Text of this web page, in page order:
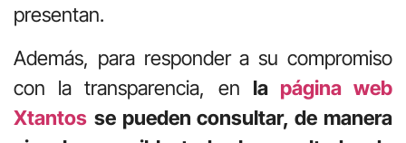
presentan.
Además, para responder a su compromiso
con la transparencia, en lapágina web
Xtantos se pueden consultar, de manera